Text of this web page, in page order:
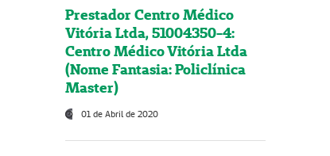
Prestador Centro Médico
Vitória Ltda, 51004350-4:
Centro Médico Vitória Ltda
(Nome Fantasia: Policlínica
Master)
01 de Abril de 2020